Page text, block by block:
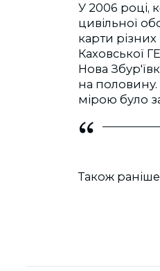
У 2006 році,
цивільної
карти різних
Каховської
Нова
на половину.
мірою було
Також